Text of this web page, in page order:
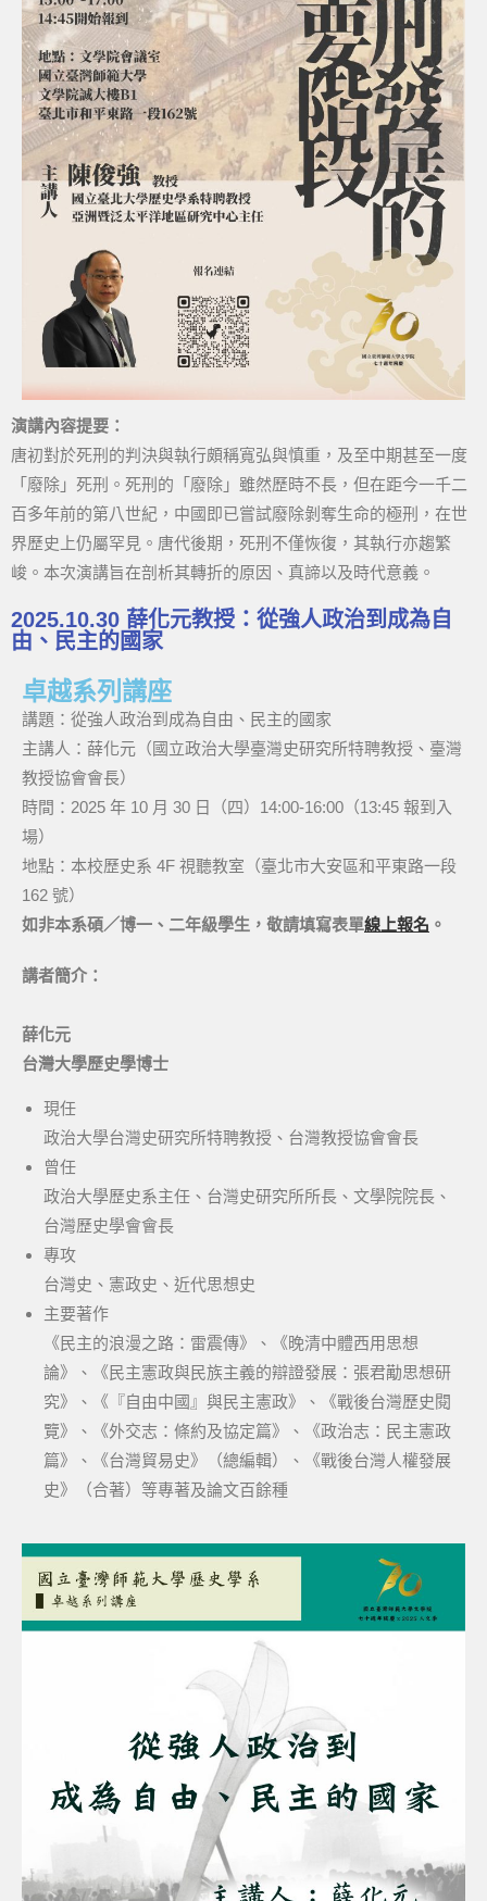
演講內容提要：
唐初對於死刑的判決與執行頗稱寬弘與慎重，及至中期甚至一度
「廢除」死刑。死刑的「廢除」雖然歷時不長，但在距今一千二
百多年前的第八世紀，中國即已嘗試廢除剝奪生命的極刑，在世
界歷史上仍屬罕見。唐代後期，死刑不僅恢復，其執行亦趨繁
峻。本次演講旨在剖析其轉折的原因、真諦以及時代意義。
2025.10.30 薛化元教授：從強人政治到成為自
由、民主的國家
卓越系列講座
講題：從強人政治到成為自由、民主的國家
主講人：薛化元（國立政治大學臺灣史研究所特聘教授、臺灣
教授協會會長）
時間：2025 年 10 月 30 日（四）14:00-16:00（13:45 報到入
場）
地點：本校歷史系 4F 視聽教室（臺北市大安區和平東路一段
162 號）
如非本系碩／博一、二年級學生，敬請填寫表單線上報名 。
講者簡介：
薛化元
台灣大學歷史學博士
現任
政治大學台灣史研究所特聘教授、台灣教授協會會長
曾任
政治大學歷史系主任、台灣史研究所所長、文學院院長、
台灣歷史學會會長
專攻
台灣史、憲政史、近代思想史
主要著作
《民主的浪漫之路：雷震傳》、《晚清中體西用思想
論》、《民主憲政與民族主義的辯證發展：張君勱思想研
究》、《『自由中國』與民主憲政》、《戰後台灣歷史閱
覽》、《外交志：條約及協定篇》、《政治志：民主憲政
篇》、《台灣貿易史》（總編輯）、《戰後台灣人權發展
史》（合著）等專著及論文百餘種